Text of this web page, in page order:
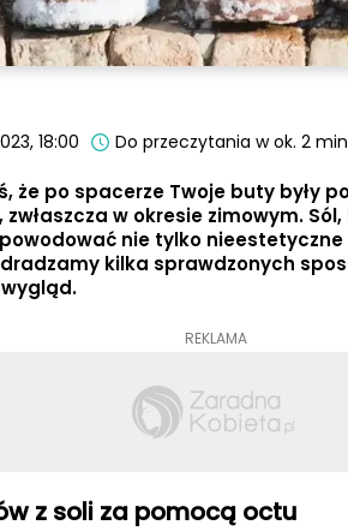
18:00 Do przeczytania w ok. 2
że po spacerze Twoje buty były
w okresie zimowym.
nie tylko
kilka sprawdzonych
REKLAMA
z soli za pomocą octu